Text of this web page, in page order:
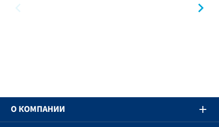
предыдущий
O КОМПАНИИ